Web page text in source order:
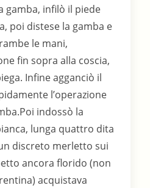
gamba, infilò il piede
poi distese la gamba e
le mani,
fin sopra alla coscia,
Infine agganciò il
l’operazione
indossò la
lunga quattro dita
discreto merletto sui
ancora florido (non
acquistava